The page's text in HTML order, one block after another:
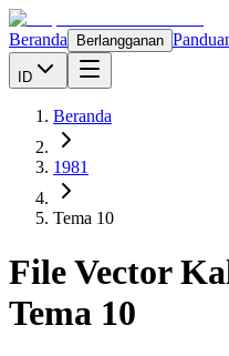
Beranda Berlangganan
ID
Beranda
1981
Tema 10
File Vector
Tema 10